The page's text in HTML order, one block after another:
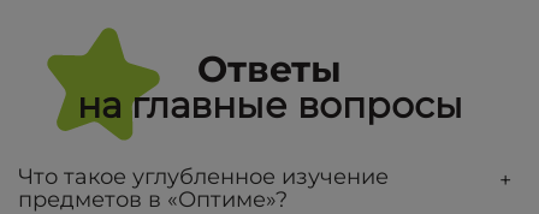
Ответы
на главные вопросы
Что такое углубленное изучение
предметов в «Оптиме»?
+